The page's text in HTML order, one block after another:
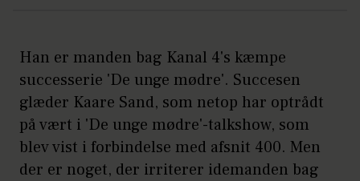
Han er manden bag Kanal 4's kæmpe
successerie 'De unge mødre'. Succesen
glæder Kaare Sand, som netop har optrådt
på vært i 'De unge mødre'-talkshow, som
blev vist i forbindelse med afsnit 400. Men
der er noget, der irriterer idemanden bag